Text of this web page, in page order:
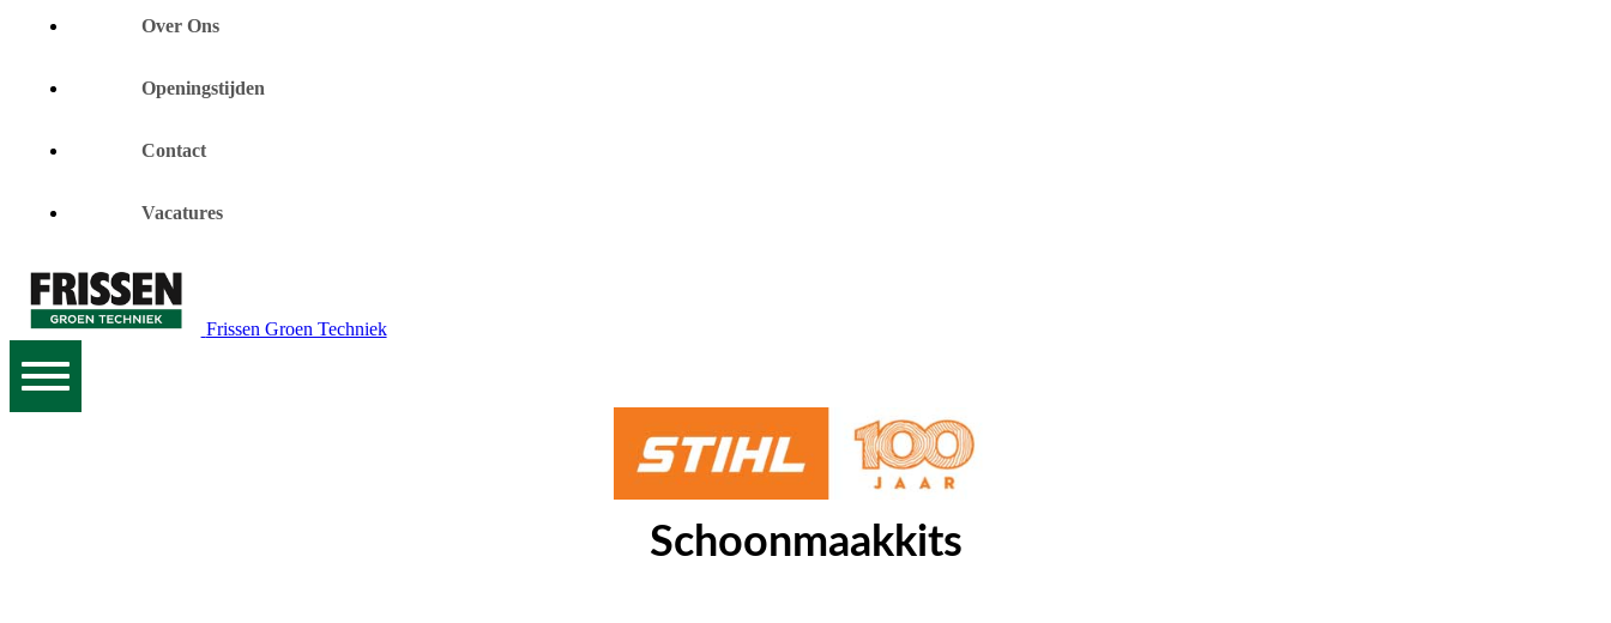
Over Ons
Openingstijden
Contact
Vacatures
Frissen Groen Techniek
Schoonmaakkits